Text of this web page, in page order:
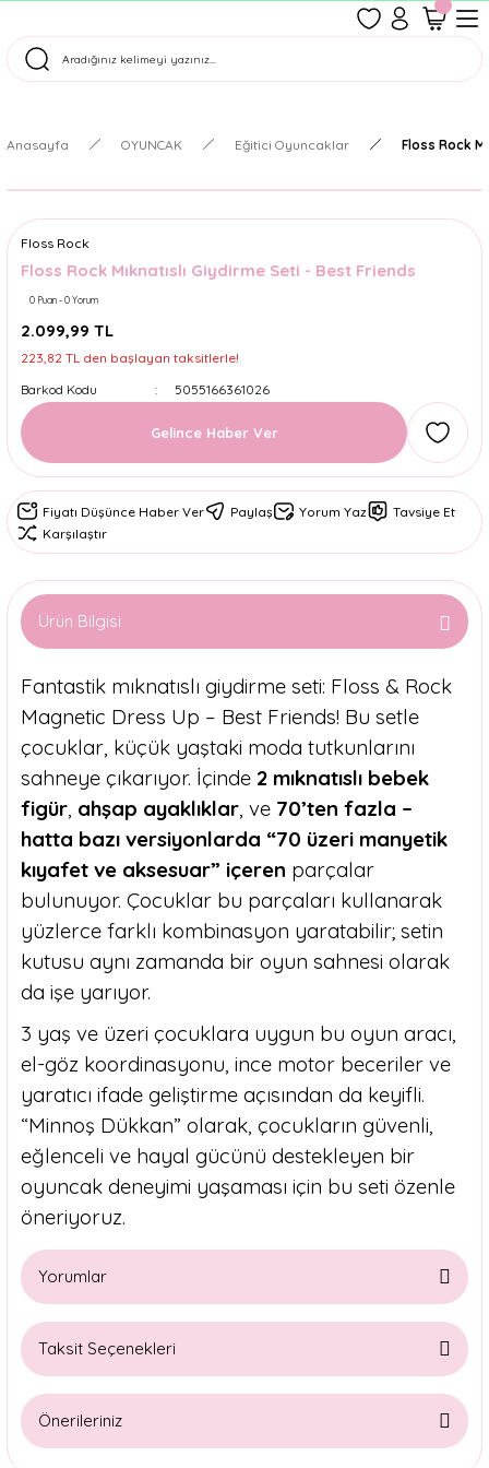
Tüm Siparişler Aynı Gün Kargoda!
Anasayfa OYUNCAK Eğitici Oyuncaklar Floss Rock
Floss Rock
Floss Rock Mıknatıslı Giydirme Seti - Best Friends
0 Puan - 0 Yorum
2.099,99 TL
223,82 TL den başlayan taksitlerle!
Barkod Kodu
5055166361026
Gelince Haber Ver
Fiyatı Düşünce Haber Ver Paylaş Yorum Yaz
Tavsiye Et
Karşılaştır
Ürün Bilgisi
Fantastik mıknatıslı giydirme seti: Floss & Rock
Magnetic Dress Up – Best Friends! Bu setle
çocuklar, küçük yaştaki moda tutkunlarını
sahneye çıkarıyor. İçinde 2 mıknatıslı bebek
figür, ahşap ayaklıklar, ve 70’ten fazla –
hatta bazı versiyonlarda “70 üzeri manyetik
kıyafet ve aksesuar” içeren parçalar
bulunuyor. Çocuklar bu parçaları kullanarak
yüzlerce farklı kombinasyon yaratabilir; setin
kutusu aynı zamanda bir oyun sahnesi olarak
da işe yarıyor.
3 yaş ve üzeri çocuklara uygun bu oyun aracı,
el-göz koordinasyonu, ince motor beceriler ve
yaratıcı ifade geliştirme açısından da keyifli.
“Minnoş Dükkan” olarak, çocukların güvenli,
eğlenceli ve hayal gücünü destekleyen bir
oyuncak deneyimi yaşaması için bu seti özenle
öneriyoruz.
Yorumlar
Taksit Seçenekleri
Önerileriniz